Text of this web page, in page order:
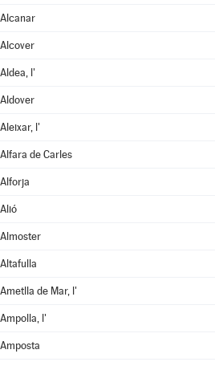
Alcanar
Alcover
Aldea, l'
Aldover
Aleixar, l'
Alfara de Carles
Alforja
Alió
Almoster
Altafulla
Ametlla de Mar, l'
Ampolla, l'
Amposta